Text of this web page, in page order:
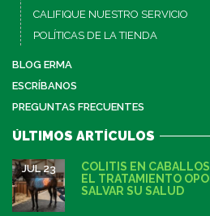
CALIFIQUE NUESTRO SERVICIO
POLÍTICAS DE LA TIENDA
BLOG ERMA
ESCRÍBANOS
PREGUNTAS FRECUENTES
ÚLTIMOS ARTÍCULOS
COLITIS EN
EL TRATAMIENTO
SALVAR SU SALUD
JUL 23